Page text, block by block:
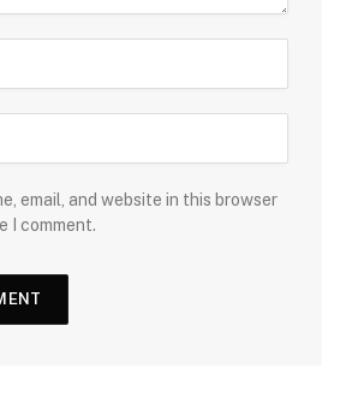
email, and website in this browser
I comment.